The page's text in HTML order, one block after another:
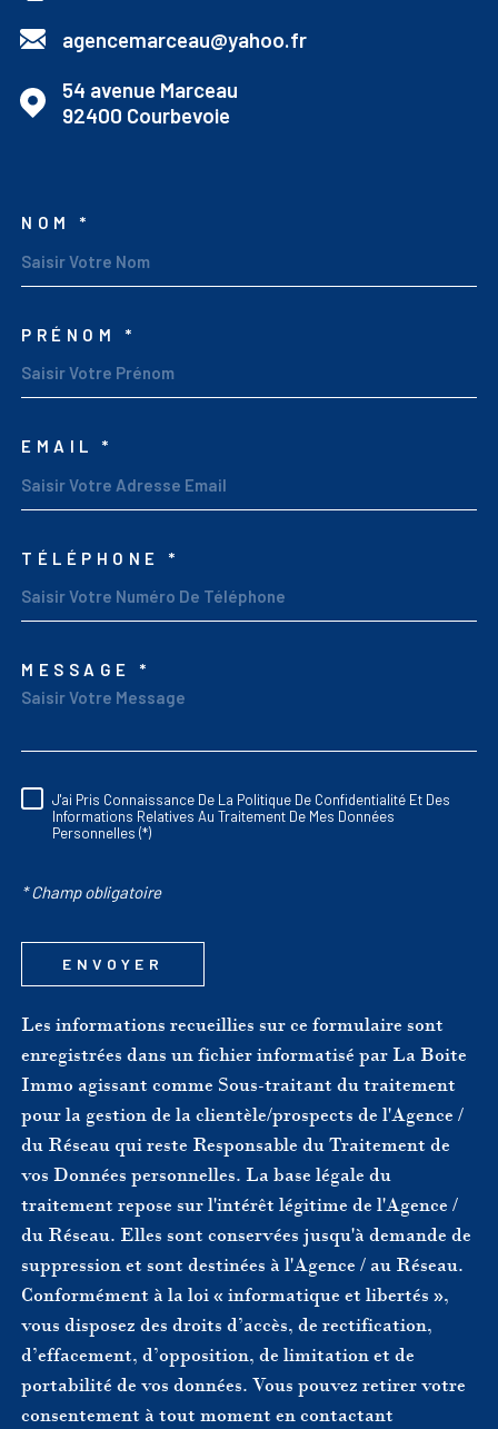
agencemarceau@yahoo.fr
54 avenue Marceau
92400
Courbevoie
NOM *
PRÉNOM *
EMAIL *
TÉLÉPHONE *
MESSAGE *
RÈGLEMENTATION
J'ai Pris Connaissance De La Politique De Confidentialité Et Des
Informations Relatives Au Traitement De Mes Données
Personnelles (*)
* Champ obligatoire
ENVOYER
Les informations recueillies sur ce formulaire sont
enregistrées dans un fichier informatisé par La Boite
Immo agissant comme Sous-traitant du traitement
pour la gestion de la clientèle/prospects de l'Agence /
du Réseau qui reste Responsable du Traitement de
vos Données personnelles. La base légale du
traitement repose sur l'intérêt légitime de l'Agence /
du Réseau. Elles sont conservées jusqu'à demande de
suppression et sont destinées à l'Agence / au Réseau.
Conformément à la loi « informatique et libertés »,
vous disposez des droits d’accès, de rectification,
d’effacement, d’opposition, de limitation et de
portabilité de vos données. Vous pouvez retirer votre
consentement à tout moment en contactant